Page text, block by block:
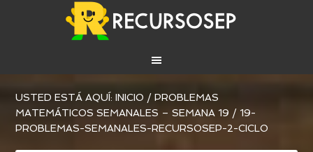
USTED ESTÁ AQUÍ:INICIO / PROBLEMAS
MATEMÁTICOS SEMANALES – SEMANA 19 / 19-
PROBLEMAS-SEMANALES-RECURSOSEP-2-CICLO